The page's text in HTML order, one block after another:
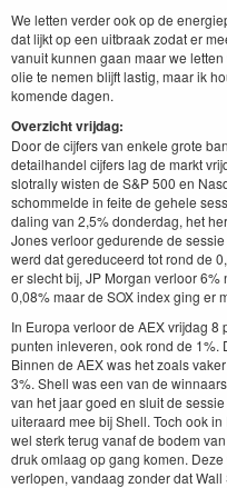
We letten verder ook op de
dat lijkt op een uitbraak zodat er
vanuit kunnen gaan maar we
olie te nemen blijft lastig, maar ik
komende dagen.
Overzicht vrijdag:
Door de cijfers van enkele grote
detailhandel cijfers lag de markt
slotrally wisten de S&P 500 en
schommelde in feite de gehele
daling van 2,5% donderdag, het
Jones verloor gedurende de
werd dat gereduceerd tot rond de
er slecht bij, JP Morgan verloor
0,08% maar de SOX index ging er
In Europa verloor de AEX vrijdag
punten inleveren, ook rond de 1%.
Binnen de AEX was het zoals
3%. Shell was een van de
van het jaar goed en sluit de
uiteraard mee bij Shell. Toch ook
wel sterk terug vanaf de bodem
druk omlaag op gang komen.
verlopen, vandaag zonder dat